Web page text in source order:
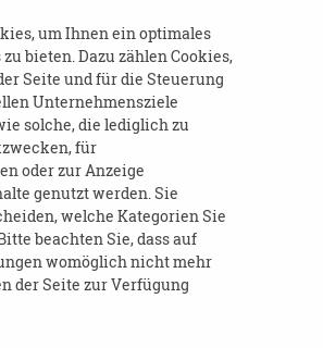
für Senioren und
01239 Dresden
Link!
um Ihnen ein optimales
bieten. Dazu zählen Cookies,
Seite und für die Steuerung
Unternehmensziele
solche, die lediglich zu
für
oder zur Anzeige
genutzt werden. Sie
welche Kategorien Sie
beachten Sie, dass auf
womöglich nicht mehr
der Seite zur Verfügung